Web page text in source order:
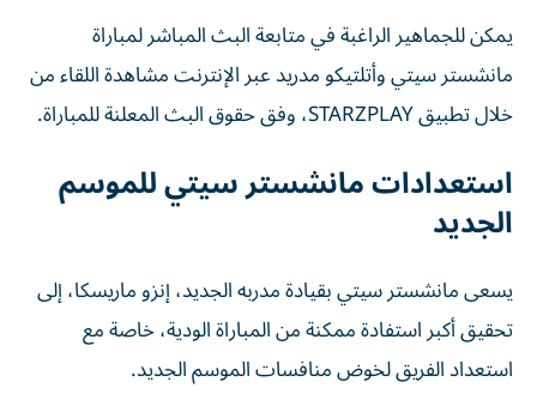
يمكن للجماهير الراغبة في متابعة البث المباشر لمباراة
مانشستر سيتي وأتلتيكو مدريد عبر الإنترنت مشاهدة اللقاء من
خلال تطبيق STARZPLAY، وفق حقوق البث المعلنة للمباراة.
استعدادات مانشستر سيتي للموسم
الجديد
يسعى مانشستر سيتي بقيادة مدربه الجديد، إنزو ماريسكا، إلى
تحقيق أكبر استفادة ممكنة من المباراة الودية، خاصة مع
استعداد الفريق لخوض منافسات الموسم الجديد.